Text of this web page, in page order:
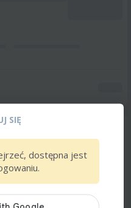
SIĘ
dostępna jest